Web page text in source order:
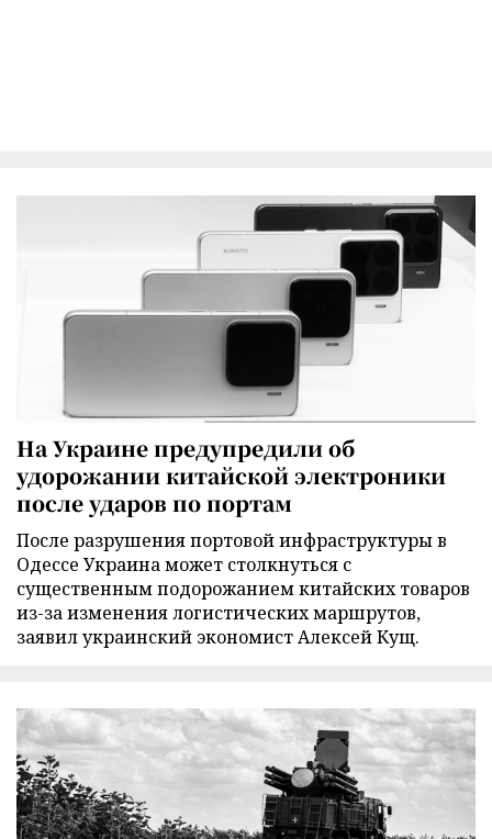
На Украине предупредили об
удорожании китайской электроники
после ударов по портам
После разрушения портовой инфраструктуры в
Одессе Украина может столкнуться с
существенным подорожанием китайских товаров
из-за изменения логистических маршрутов,
заявил украинский экономист Алексей Кущ.